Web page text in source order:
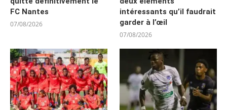
FC Nantes
07/08/2026
intéressants qu’il faudrait
garder à l’œil
07/08/2026